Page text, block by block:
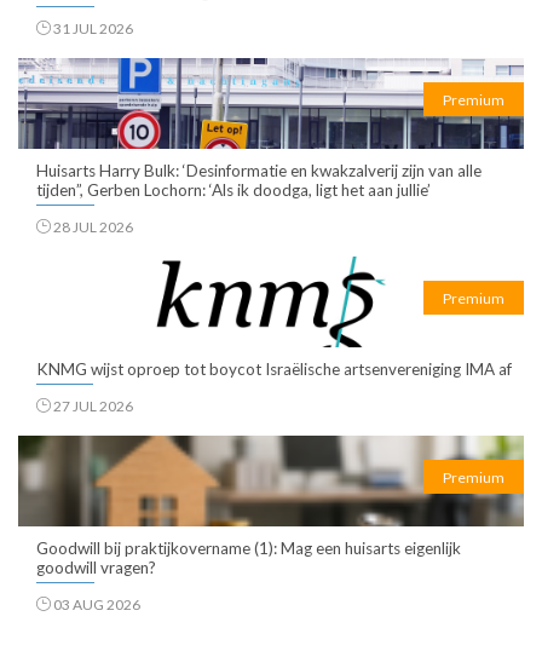
31 JUL 2026
Premium
Huisarts Harry Bulk: ‘Desinformatie en kwakzalverij zijn van alle
tijden”, Gerben Lochorn: ‘Als ik doodga, ligt het aan jullie’
28 JUL 2026
Premium
KNMG wijst oproep tot boycot Israëlische artsenvereniging IMA af
27 JUL 2026
Premium
Goodwill bij praktijkovername (1): Mag een huisarts eigenlijk
goodwill vragen?
03 AUG 2026